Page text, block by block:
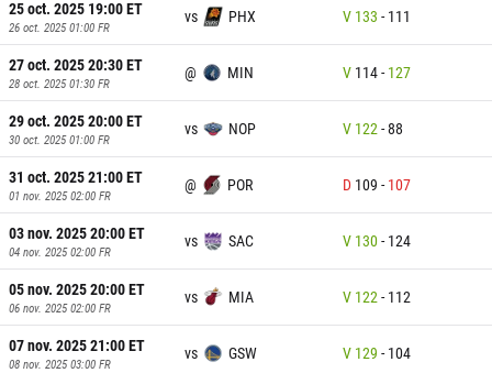
25 oct. 2025 19:00ET
26 oct. 2025 01:00 FR
vs PHX V 133 - 111
27 oct. 2025 20:30ET
28 oct. 2025 01:30 FR
@ MIN V 114- 127
29 oct. 2025 20:00ET
30 oct. 2025 01:00 FR
vs NOP V 122-88
31 oct. 2025 21:00ET
01 nov. 2025 02:00 FR
@ POR D 109 - 107
03 nov. 2025 20:00ET
04 nov. 2025 02:00 FR
vs SAC V 130- 124
05 nov. 2025 20:00ET
06 nov. 2025 02:00 FR
vs MIA V 122- 112
07 nov. 2025 21:00ET
08 nov. 2025 03:00 FR
vs GSW V 129 - 104